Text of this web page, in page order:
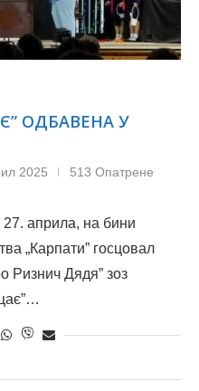
ОДБАВЕНА У
2025 513 Опатрене
априла, на бини
„Карпати” госцовал
Ризнич Дядя” зоз